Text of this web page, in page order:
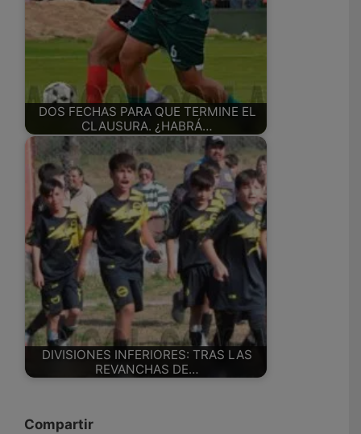
DOS FECHAS PARA QUE TERMINE EL
CLAUSURA. ¿HABRÁ…
DIVISIONES INFERIORES: TRAS LAS
REVANCHAS DE…
Compartir